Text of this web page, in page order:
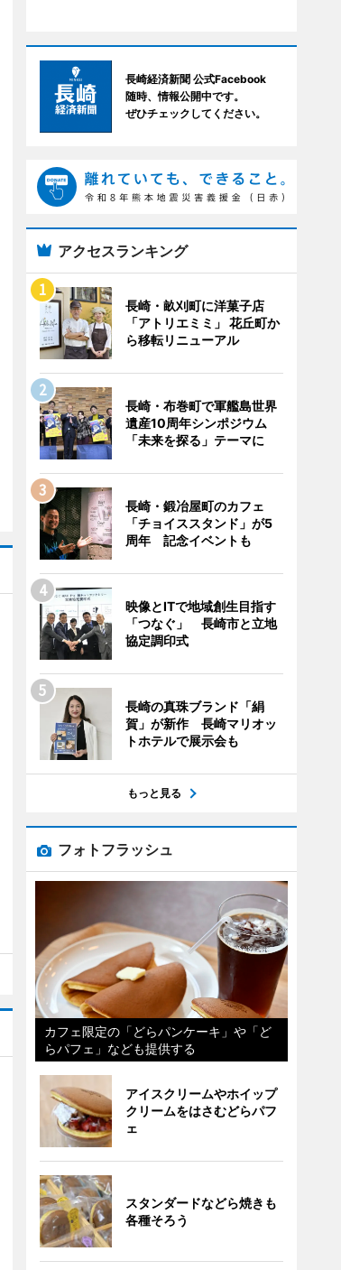
長崎経済新聞 公式Facebook
随時、情報公開中です。
ぜひチェックしてください。
アクセスランキング
長崎・畝刈町に洋菓子店
「アトリエミミ」 花丘町か
ら移転リニューアル
長崎・布巻町で軍艦島世界
遺産10周年シンポジウム
「未来を探る」テーマに
長崎・鍛冶屋町のカフェ
「チョイススタンド」が5
周年 記念イベントも
映像とITで地域創生目指す
「つなぐ」 長崎市と立地
協定調印式
長崎の真珠ブランド「絹
賀」が新作 長崎マリオッ
トホテルで展示会も
もっと見る
フォトフラッシュ
カフェ限定の「どらパンケーキ」や「ど
らパフェ」なども提供する
アイスクリームやホイップ
クリームをはさむどらパフ
ェ
スタンダードなどら焼きも
各種そろう